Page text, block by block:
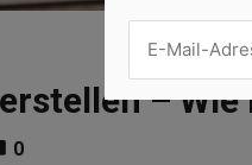
–
0